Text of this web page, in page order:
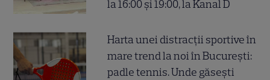
la 16:00 și 19:00, la Kanal D
Harta unei distracții sportive în
mare trend la noi în București:
padle tennis. Unde găsești